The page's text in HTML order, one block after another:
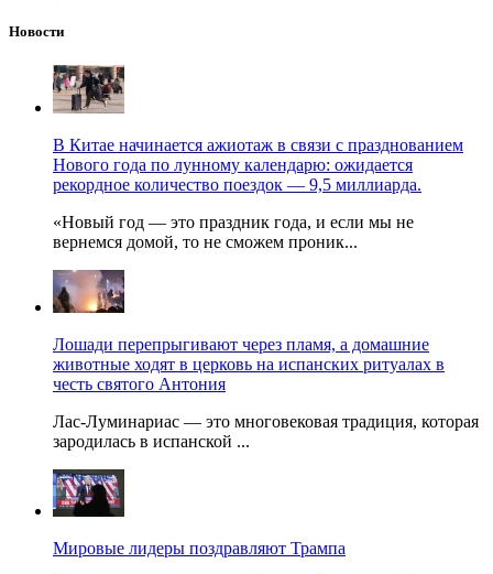
Новости
В Китае начинается ажиотаж в связи с празднованием
Нового года по лунному календарю: ожидается
рекордное количество поездок — 9,5 миллиарда.
«Новый год — это праздник года, и если мы не
вернемся домой, то не сможем проник...
Лошади перепрыгивают через пламя, а домашние
животные ходят в церковь на испанских ритуалах в
честь святого Антония
Лас-Луминариас — это многовековая традиция, которая
зародилась в испанской ...
Мировые лидеры поздравляют Трампа